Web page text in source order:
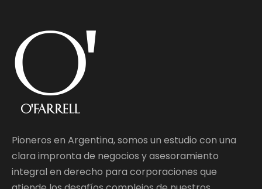
Pioneros en Argentina, somos un estudio con una
clara impronta de negocios y asesoramiento
integral en derecho para corporaciones que